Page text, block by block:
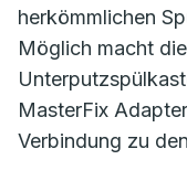
herkömmlichen
Möglich macht
MasterFix
Verbindung zu